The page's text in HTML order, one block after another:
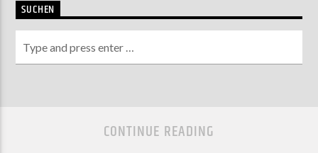
SUCHEN
CONTINUE READING